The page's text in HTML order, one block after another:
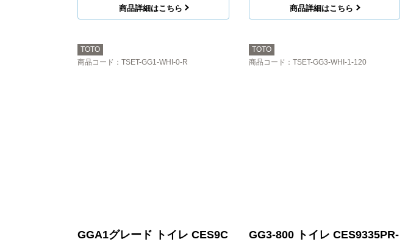
商品詳細はこちら 商品詳細はこちら
TOTO
商品コード ：TSET-GG1-WHI-0-R
GGA1グレード トイレ CES9C
TOTO
商品コード ：TSET-GG3-WHI-1-120
GG3-800 トイレ CES9335PR-